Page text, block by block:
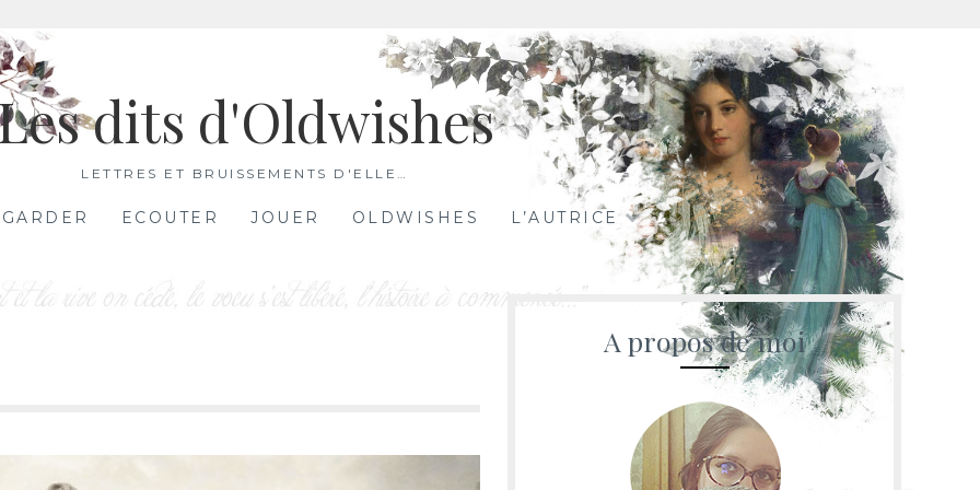
dits d'Oldwishes
LETTRES ET BRUISSEMENTS D'ELLE…
ECOUTER JOUER OLDWISHES L’AUTRICE
A propos de moi